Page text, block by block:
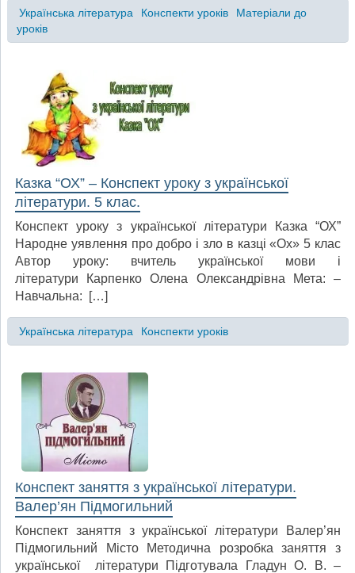
Українська література Конспекти уроків
Матеріали до
уроків
Казка “ОХ” – Конспект уроку з української
літератури. 5 клас.
Конспект уроку з української літератури Казка “ОХ”
Народне уявлення про добро і зло в казці «Ох» 5 клас
Автор уроку: вчитель української мови і
літератури Карпенко Олена Олександрівна Мета: –
Навчальна: […]
Українська література Конспекти уроків
Конспект заняття з української літератури.
Валер’ян Підмогильний
Конспект заняття з української літератури Валер’ян
Підмогильний Місто Методична розробка заняття з
української літератури Підготувала Гладун О. В. –